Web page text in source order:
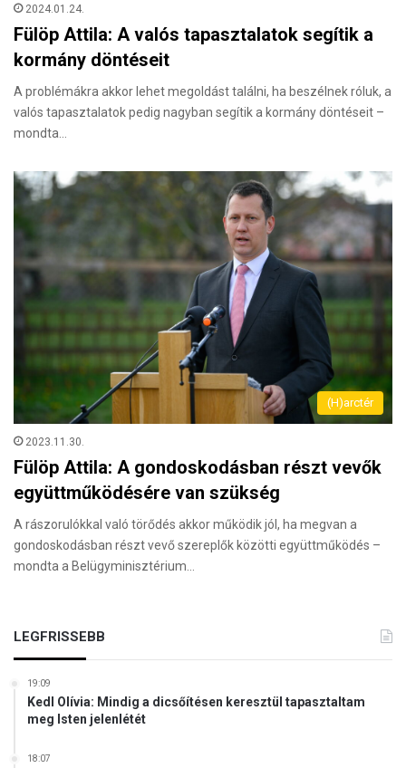
2024.01.24.
Fülöp Attila: A valós tapasztalatok segítik a
kormány döntéseit
A problémákra akkor lehet megoldást találni, ha beszélnek róluk, a
valós tapasztalatok pedig nagyban segítik a kormány döntéseit –
mondta…
(H)arctér
2023.11.30.
Fülöp Attila: A gondoskodásban részt vevők
együttműködésére van szükség
A rászorulókkal való törődés akkor működik jól, ha megvan a
gondoskodásban részt vevő szereplők közötti együttműködés –
mondta a Belügyminisztérium…
LEGFRISSEBB
19:09
Kedl Olívia: Mindig a dicsőítésen keresztül tapasztaltam
meg Isten jelenlétét
18:07